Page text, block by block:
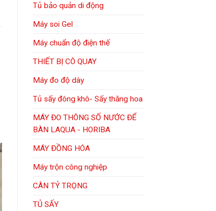
Tủ bảo quản di động
Máy soi Gel
Máy chuẩn độ điện thế
THIẾT BỊ CÔ QUAY
Máy đo độ dày
Tủ sấy đông khô- Sấy thăng hoa
MÁY ĐO THÔNG SỐ NƯỚC ĐỂ
BÀN LAQUA - HORIBA
MÁY ĐỒNG HÓA
Máy trộn công nghiệp
CÂN TỶ TRỌNG
TỦ SẤY